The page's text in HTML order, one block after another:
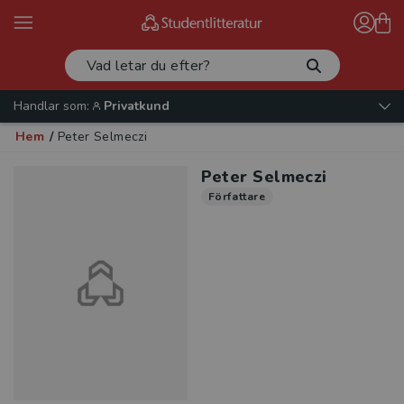
Handlar som:
Privatkund
Hem / Peter Selmeczi
Peter Selmeczi
Författare